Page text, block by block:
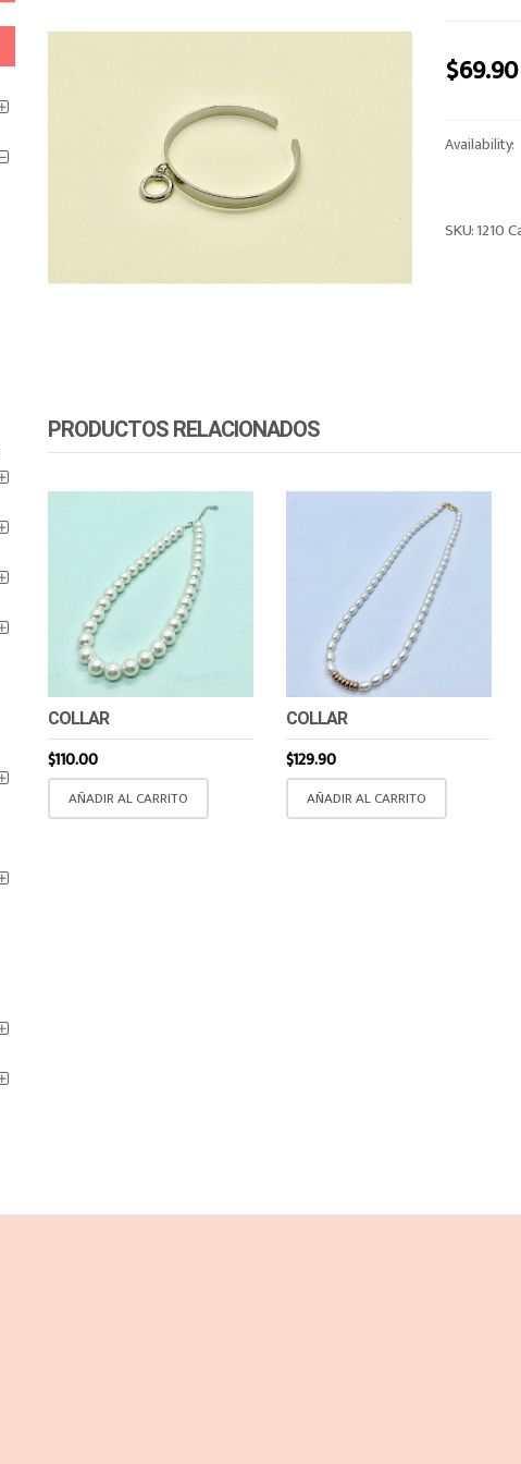
$69.90
Availability:
SKU:1210
PRODUCTOS RELACIONADOS
COLLAR
$110.00
AÑADIR AL CARRITO
COLLAR
$129.90
AÑADIR AL CARRITO